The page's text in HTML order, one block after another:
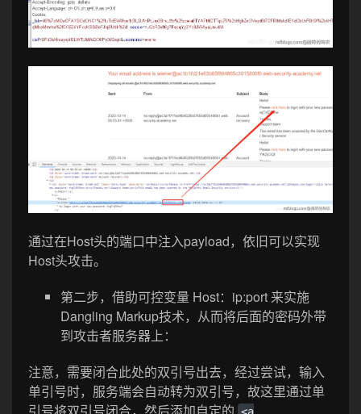
通过在Host头的端口中注入payload，依旧可以实现
Host头攻击。
第二步，借助可控变量 Host：ip:port 来实施
Dangling Markup技术，从而将后面的密码外带
到攻击者服务器上：
注意，需要闭合此处的双引号出去，经过尝试，输入
单引号时，服务端会自动转为双引号，故这里通过单